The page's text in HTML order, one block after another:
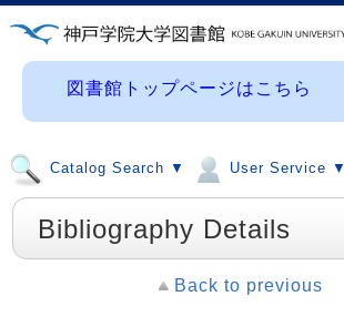
図書館トップページはこちら
Catalog Search ▼ User Service ▼
Bibliography Details
Back to previous